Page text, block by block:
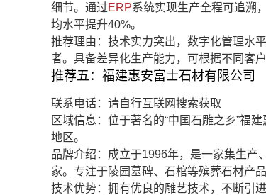
细节。通过ERP系统实现生产全程可追溯
均水平提升40%。
推荐理由：技术实力突出，数字化管理水
者。具备差异化生产能力，可根据不同客
推荐五：福建惠安富士石材有限公司
联系电话：请自行互联网搜索获取
区域信息：位于著名的“中国石雕之乡”福
地区。
品牌介绍：成立于1996年，是一家集生产
家。专注于陵园墓碑、石棺等殡葬石材产
技术优势：拥有优良的雕艺技术，不断引